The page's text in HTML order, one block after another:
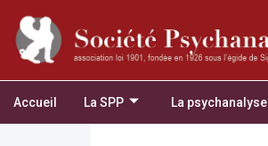
Accueil La SPP La psychanalyse